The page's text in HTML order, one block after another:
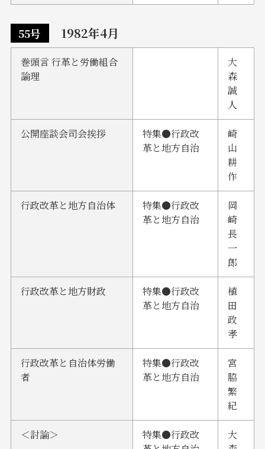
55号 1982年4月
巻頭言 行革と労働組合
論理
大
森
誠
人
公開座談会司会挨拶
特集●行政改
革と地方自治
崎
山
耕
作
行政改革と地方自治体
特集●行政改
革と地方自治
岡
崎
長
一
郎
行政改革と地方財政
特集●行政改
革と地方自治
植
田
政
孝
行政改革と自治体労働
者
特集●行政改
革と地方自治
宮
脇
繁
紀
＜討論＞
特集●行政改
大